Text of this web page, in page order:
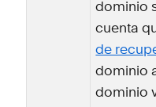
dominio
cuenta
de
dominio
dominio